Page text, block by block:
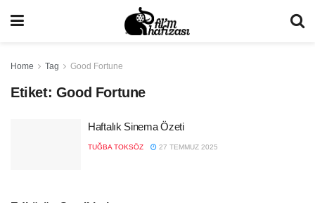
Home Tag Good Fortune
Etiket: Good Fortune
Haftalık Sinema Özeti
TUĞBA TOKSÖZ 27 TEMMUZ 2025